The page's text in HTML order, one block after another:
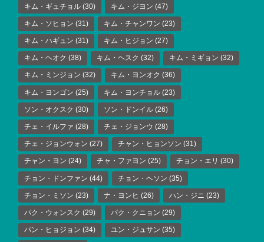
キム・ギュチョル (30) キム・ジヨン (47)
キム・ソヒョン (31) キム・チャンワン (23)
キム・ハギュン (31) キム・ヒジョン (27)
キム・ヘオク (38) キム・ヘスク (32) キム・ミギョン (32)
キム・ミンジョン (32) キム・ヨンオク (36)
キム・ヨンゴン (25) キム・ヨンチョル (23)
ソン・オクスク (30) ソン・ドンイル (26)
チェ・イルファ (28) チェ・ジョンウ (28)
チェ・ジョンウォン (27) チャン・ヒョンソン (31)
チャン・ヨン (24) チャ・ファヨン (25) チョン・エリ (30)
チョン・ドンファン (44) チョン・ヘソン (35)
チョン・ミソン (23) ナ・ヨンヒ (26) ハン・ジニ (23)
パク・ウォンスク (29) パク・クニョン (29)
パン・ヒョジョン (34) ユン・ジュサン (35)